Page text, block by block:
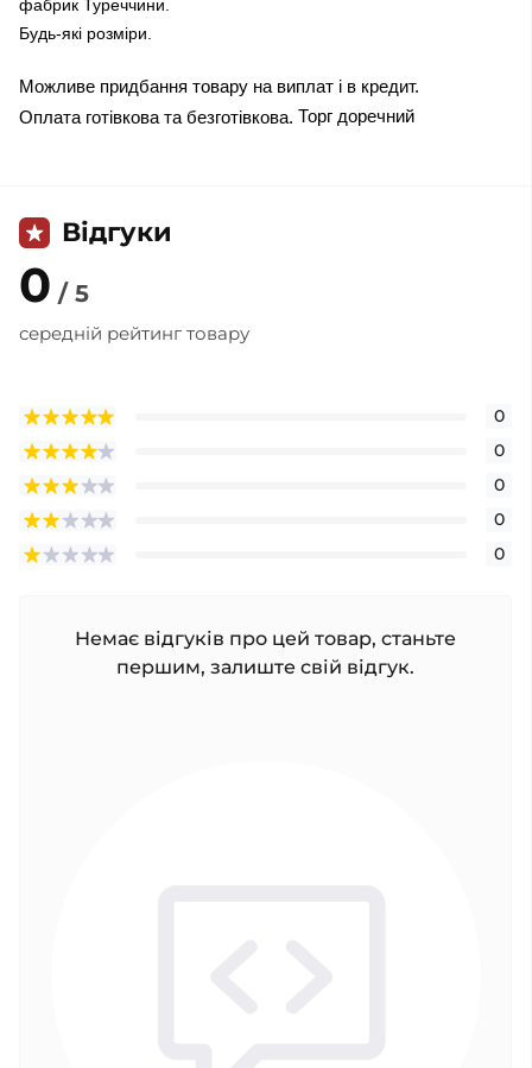
фабрик Туреччини.
Будь-які розміри.
Можливе придбання товару на виплат і в кредит.
Оплата готівкова та безготівкова. Торг доречний
Відгуки
0 / 5
середній рейтинг товару
0
0
0
0
0
Немає відгуків про цей товар, станьте
першим, залиште свій відгук.